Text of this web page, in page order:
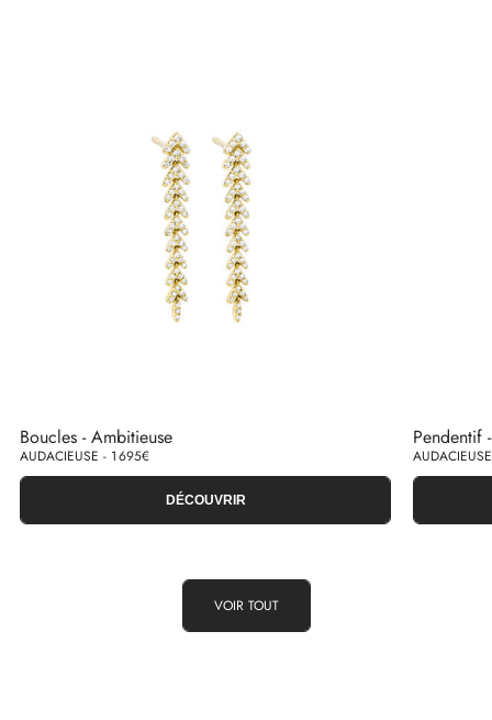
Boucles - Ambitieuse
AUDACIEUSE - 1 695€
DÉCOUVRIR
Pendentif
VOIR TOUT